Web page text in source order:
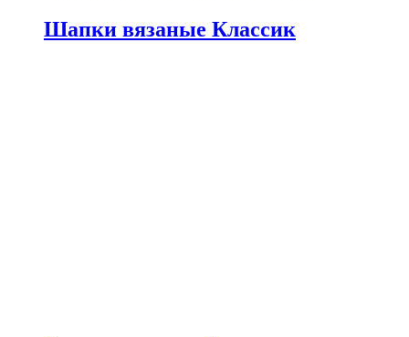
Шапки вязаные Классик